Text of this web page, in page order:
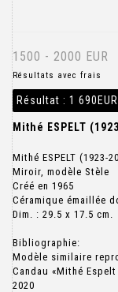
1500 - 2000 EUR
Résultats avec frais
Résultat : 1 690EUR
Mithé ESPELT
Mithé ESPELT (1923-
Miroir, modèle Stèle
Créé en 1965
Céramique émaillée
Dim. : 29.5 x 17.5 cm.
Bibliographie:
Modèle similaire
Candau «Mithé
2020